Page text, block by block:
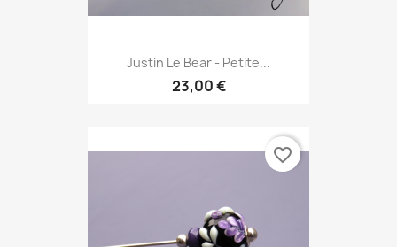
Justin Le Bear - Petite...
23,00 €
favorite_border